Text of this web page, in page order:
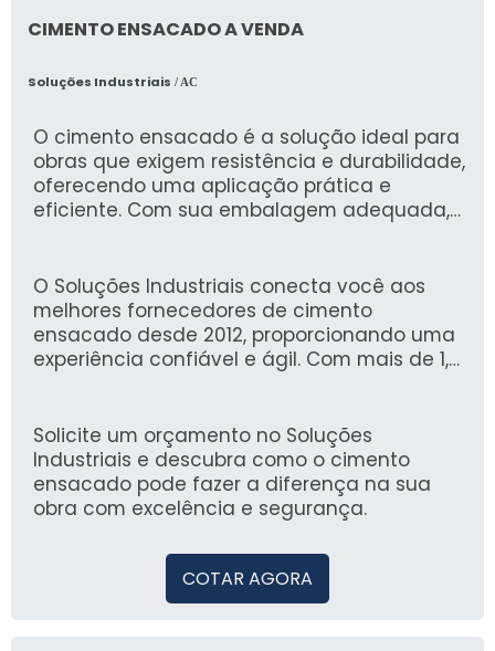
CIMENTO ENSACADO A VENDA
Soluções Industriais / AC
O cimento ensacado é a solução ideal para
obras que exigem resistência e durabilidade,
oferecendo uma aplicação prática e
eficiente. Com sua embalagem adequada,
material em boas condições para o uso.
O Soluções Industriais conecta você aos
melhores fornecedores de cimento
ensacado desde 2012, proporcionando uma
experiência confiável e ágil. Com mais de 1,6
opções de qualidade para atender suas
necessidades de construção.
Solicite um orçamento no Soluções
Industriais e descubra como o cimento
ensacado pode fazer a diferença na sua
obra com excelência e segurança.
COTAR AGORA